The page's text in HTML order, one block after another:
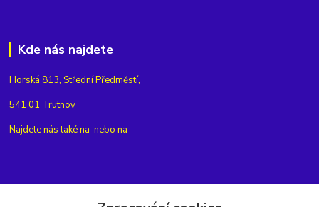
Kde nás najdete
Horská 813, Střední Předměstí,
541 01 Trutnov
Najdete nás také na nebo na